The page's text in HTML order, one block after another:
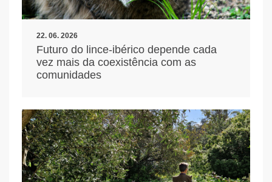
22. 06. 2026
Futuro do lince-ibérico depende cada
vez mais da coexistência com as
comunidades